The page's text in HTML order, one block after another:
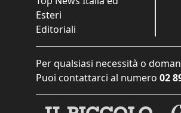
Esteri
Editoriali
Per qualsiasi necessità o
Puoi contattarci al numero 02